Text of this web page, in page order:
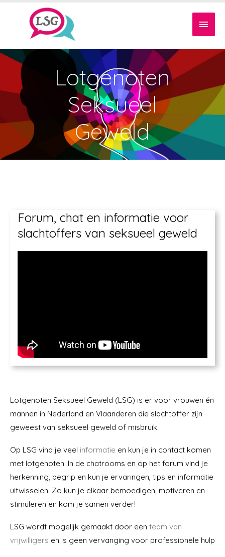
Lotgenoten
Seksueel
Geweld
Forum, chat en informatie voor
slachtoffers van seksueel geweld
Lotgenoten Seksueel Geweld (LSG) is er voor vrouwen én
mannen in Nederland en Vlaanderen die slachtoffer zijn
geweest van seksueel geweld of misbruik.
Op LSG vind je veel informatie en kun je in contact komen
met lotgenoten. In de chatrooms en op het forum vind je
herkenning, begrip en kun je ervaringen, tips en informatie
uitwisselen. Zo kun je elkaar bemoedigen, motiveren en
stimuleren en kom je samen verder!
LSG wordt mogelijk gemaakt door een team van
vrijwilligers en is geen vervanging voor professionele hulp